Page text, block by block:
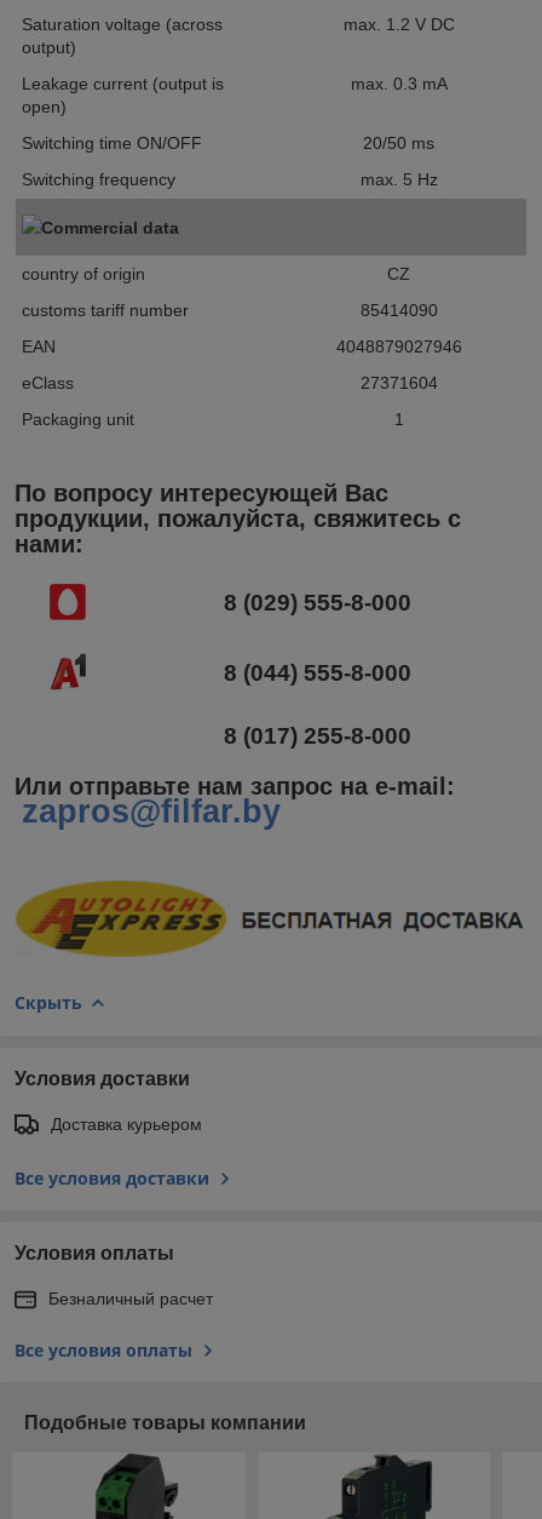
Saturation voltage (across
output)
max. 1.2 V DC
Leakage current (output is
open)
max. 0.3 mA
Switching time ON/OFF
20/50 ms
Switching frequency
max. 5 Hz
Commercial data
country of origin
CZ
customs tariff number
85414090
EAN
4048879027946
eClass
27371604
Packaging unit
1
По вопросу интересующей Вас
продукции, пожалуйста, свяжитесь с
нами:
8 (029) 555-8-000
8 (044) 555-8-000
8 (017) 255-8-000
Или отправьте нам запрос на e-mail :
zapros@filfar.by
Скрыть
Условия доставки
Доставка курьером
Все условия доставки
Условия оплаты
Безналичный расчет
Все условия оплаты
Подобные товары компании